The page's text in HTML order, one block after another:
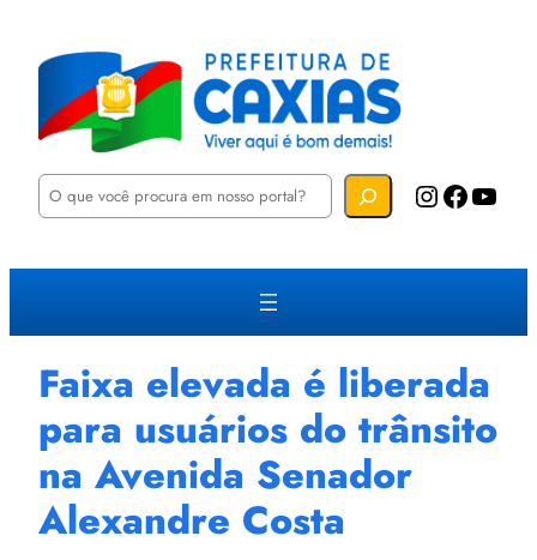
P
u
a
Instagram Facebook YouTube
Faixa elevada é liberada
para usuários do trânsito
na Avenida Senador
Alexandre Costa